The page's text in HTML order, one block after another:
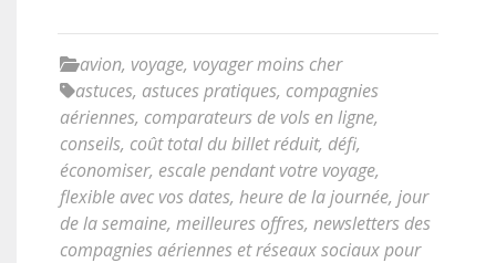
avion, voyage, voyager moins cher
astuces, astuces pratiques, compagnies
aériennes, comparateurs de vols en ligne,
conseils, coût total du billet réduit, défi,
économiser, escale pendant votre voyage,
flexible avec vos dates, heure de la journée, jour
de la semaine, meilleures offres, newsletters des
compagnies aériennes et réseaux sociaux pour